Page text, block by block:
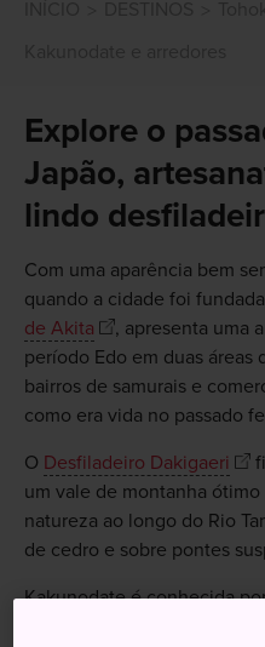
Explore o
Japão,
lindo
Com uma aparência bem
quando a cidade foi
de Akita
, apresenta uma
período Edo em duas áreas
bairros de samurais e
como era vida no passado
O Desfiladeiro Dakigaeri
um vale de montanha
natureza ao longo do Rio
de cedro e sobre pontes
Kakunodate é conhecida